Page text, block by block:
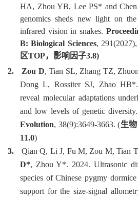
HA, Zhou YB, Lee PS* and
genomics sheds new light on
infrared vision in snakes.
B: Biological Sciences,
区TOP，影响因子3.8)
2.
Zou D, Tian SL, Zhang TZ,
Dong L, Rossiter SJ, Zhao
reveal molecular adaptations
and low levels of genetic diversity.
Evolution, 38(9):3649-3663. (生
11.0)
3.
Qian Q, Li J, Fu M, Zou M, Tian
D*, Zhou Y*. 2024. Ultrasonic
species of Chinese pygmy
support for the size‐signal